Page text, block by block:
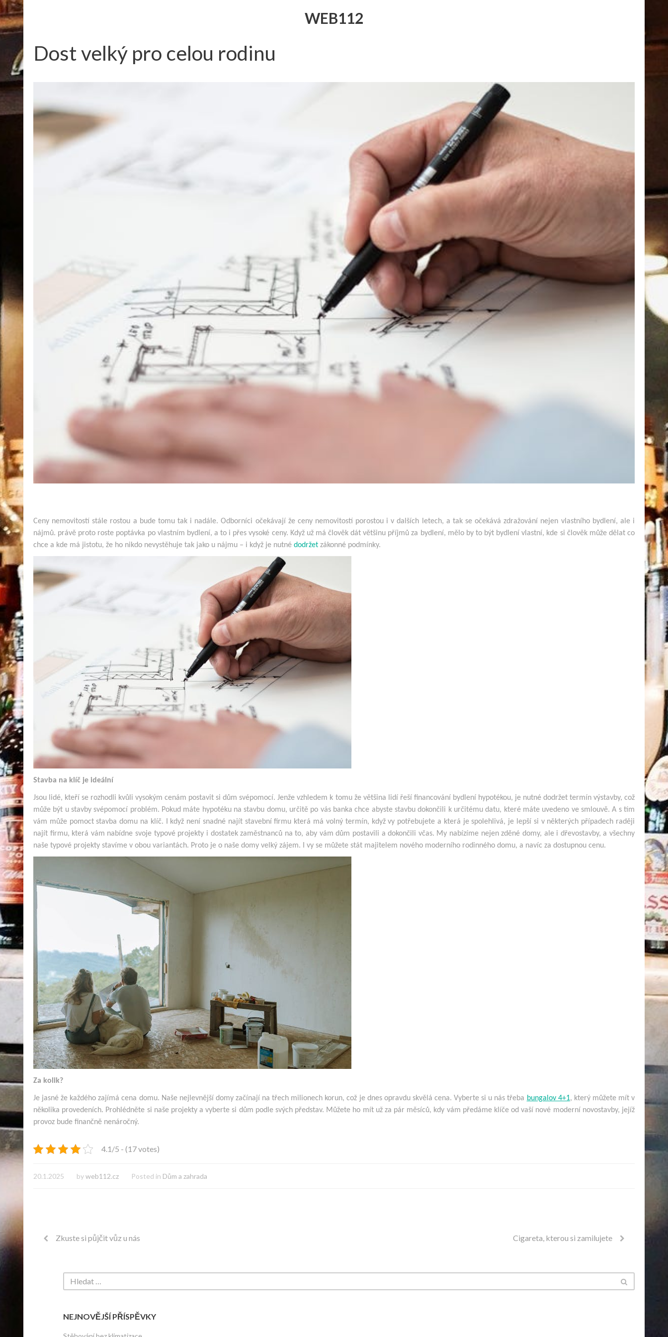
WEB112
Dost velký pro celou rodinu
Ceny nemovitostí stále rostou a bude tomu tak i nadále. Odborníci očekávají že ceny nemovitostí porostou i v dalších letech, a tak se očekává zdražování nejen vlastního bydlení, ale i
nájmů. právě proto roste poptávka po vlastním bydlení, a to i přes vysoké ceny. Když už má člověk dát většinu příjmů za bydlení, mělo by to být bydlení vlastní, kde si člověk může dělat co
chce a kde má jistotu, že ho nikdo nevystěhuje tak jako u nájmu – i když je nutné dodržet zákonné podmínky.
Stavba na klíč je ideální
Jsou lidé, kteří se rozhodli kvůli vysokým cenám postavit si dům svépomocí. Jenže vzhledem k tomu že většina lidí řeší financování bydlení hypotékou, je nutné dodržet termín výstavby, což
může být u stavby svépomocí problém. Pokud máte hypotéku na stavbu domu, určitě po vás banka chce abyste stavbu dokončili k určitému datu, které máte uvedeno ve smlouvě. A s tím
vám může pomoct stavba domu na klíč. I když není snadné najít stavební firmu která má volný termín, když vy potřebujete a která je spolehlivá, je lepší si v některých případech raději
najít firmu, která vám nabídne svoje typové projekty i dostatek zaměstnanců na to, aby vám dům postavili a dokončili včas. My nabízíme nejen zděné domy, ale i dřevostavby, a všechny
naše typové projekty stavíme v obou variantách. Proto je o naše domy velký zájem. I vy se můžete stát majitelem nového moderního rodinného domu, a navíc za dostupnou cenu.
Za kolik?
Je jasné že každého zajímá cena domu. Naše nejlevnější domy začínají na třech milionech korun, což je dnes opravdu skvělá cena. Vyberte si u nás třeba bungalov 4+1, který můžete mít v
několika provedeních. Prohlédněte si naše projekty a vyberte si dům podle svých představ. Můžete ho mít už za pár měsíců, kdy vám předáme klíče od vaší nové moderní novostavby, jejíž
provoz bude finančně nenáročný.
4.1/5 - (17 votes)
20.1.2025 byweb112.cz Posted in Dům a zahrada
Zkuste si půjčit vůz u nás Cigareta, kterou si zamilujete
NEJNOVĚJŠÍ PŘÍSPĚVKY